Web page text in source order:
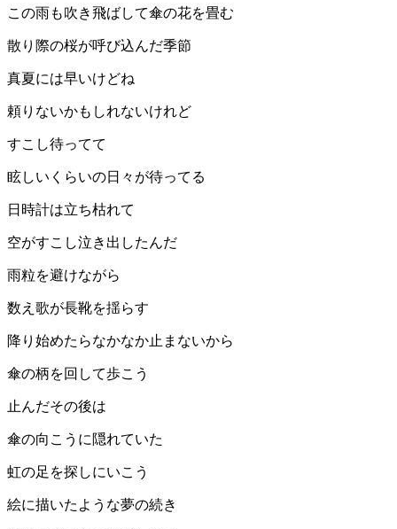
この雨も吹き飛ばして傘の花を畳む
散り際の桜が呼び込んだ季節
真夏には早いけどね
頼りないかもしれないけれど
すこし待ってて
眩しいくらいの日々が待ってる
日時計は立ち枯れて
空がすこし泣き出したんだ
雨粒を避けながら
数え歌が長靴を揺らす
降り始めたらなかなか止まないから
傘の柄を回して歩こう
止んだその後は
傘の向こうに隠れていた
虹の足を探しにいこう
絵に描いたような夢の続き